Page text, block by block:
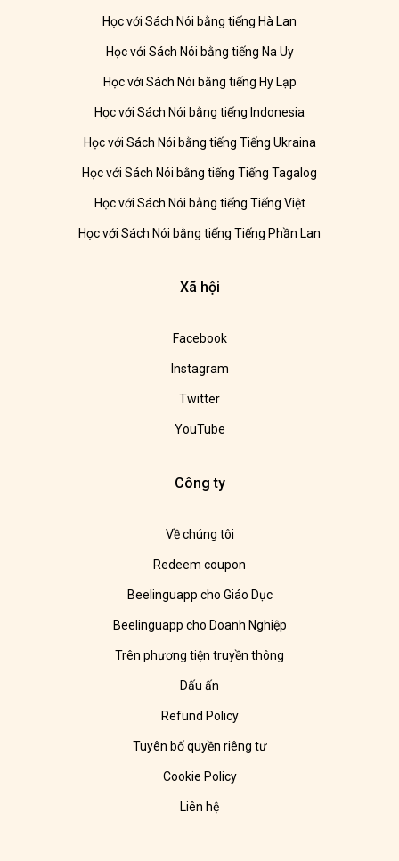
Học với Sách Nói bằng tiếng Hà Lan
Học với Sách Nói bằng tiếng Na Uy
Học với Sách Nói bằng tiếng Hy Lạp
Học với Sách Nói bằng tiếng Indonesia
Học với Sách Nói bằng tiếng Tiếng Ukraina
Học với Sách Nói bằng tiếng Tiếng Tagalog
Học với Sách Nói bằng tiếng Tiếng Việt
Học với Sách Nói bằng tiếng Tiếng Phần Lan
Xã hội
Facebook
Instagram
Twitter
YouTube
Công ty
Về chúng tôi
Redeem coupon
Beelinguapp cho Giáo Dục
Beelinguapp cho Doanh Nghiệp
Trên phương tiện truyền thông
Dấu ấn
Refund Policy
Tuyên bố quyền riêng tư
Cookie Policy
Liên hệ